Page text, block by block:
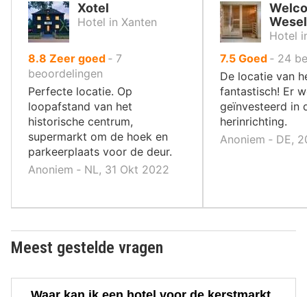
Xotel
Hotel in Xanten
8.8 uit
10
,
Zeer goed ‐ 7
beoordelingen
Perfecte locatie. Op
loopafstand van het
historische centrum,
supermarkt om de hoek en
parkeerplaats voor de deur.
Anoniem ‐ NL, 31 Okt 2022
Wesel
Hotel
7.5uit
10
,
Goed ‐ 24
De locatie van
fantastisch! Er
geïnvesteerd in
herinrichting.
Anoniem ‐ DE,
Meest gestelde vragen